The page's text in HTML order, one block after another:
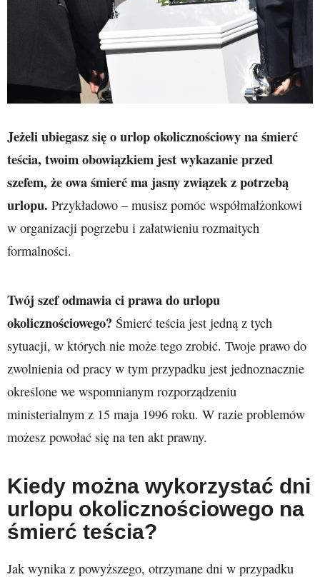
Jeżeli ubiegasz się o urlop okolicznościowy na śmierć
teścia, twoim obowiązkiem jest wykazanie przed
szefem, że owa śmierć ma jasny związek z potrzebą
urlopu. Przykładowo – musisz pomóc współmałżonkowi
w organizacji pogrzebu i załatwieniu rozmaitych
formalności.
Twój szef odmawia ci prawa do urlopu
okolicznościowego? Śmierć teścia jest jedną z tych
sytuacji, w których nie może tego zrobić. Twoje prawo do
zwolnienia od pracy w tym przypadku jest jednoznacznie
określone we wspomnianym rozporządzeniu
ministerialnym z 15 maja 1996 roku. W razie problemów
możesz powołać się na ten akt prawny.
Kiedy można wykorzystać dni
urlopu okolicznościowego na
śmierć teścia?
Jak wynika z powyższego, otrzymane dni w przypadku